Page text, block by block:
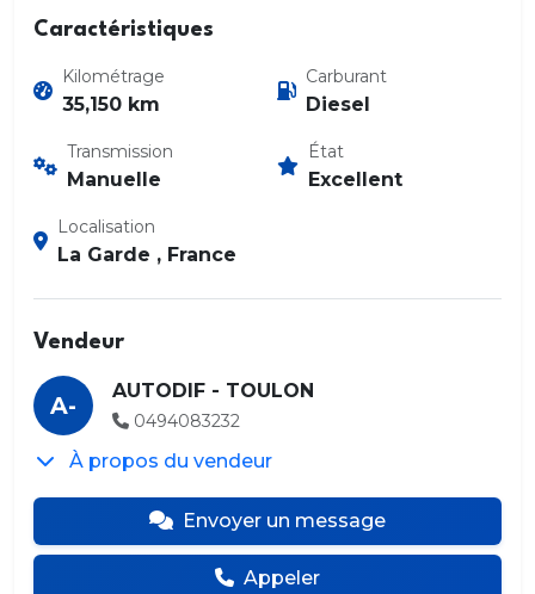
Caractéristiques
Kilométrage
35,150 km
Carburant
Diesel
Transmission
Manuelle
État
Excellent
Localisation
La Garde , France
Vendeur
A-
AUTODIF - TOULON
0494083232
À propos du vendeur
Envoyer un message
Appeler